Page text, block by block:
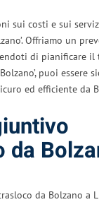
sui costi e sui
Offriamo un
di pianificare il
puoi essere
ed efficiente da
da
da Bolzano a